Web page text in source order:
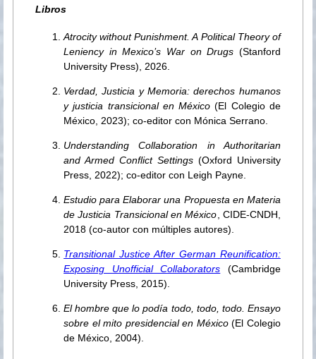
Libros
Atrocity without Punishment. A Political Theory of
Leniency in Mexico’s War on Drugs (Stanford
University Press), 2026.
Verdad, Justicia y Memoria: derechos humanos
y justicia transicional en México (El Colegio de
México, 2023); co-editor con Mónica Serrano.
Understanding Collaboration in Authoritarian
and Armed Conflict Settings(Oxford University
Press, 2022); co-editor con Leigh Payne.
Estudio para Elaborar una Propuesta en Materia
de Justicia Transicional en México, CIDE-CNDH,
2018 (co-autor con múltiples autores).
Transitional Justice After German Reunification:
Exposing Unofficial Collaborators (Cambridge
University Press, 2015).
El hombre que lo podía todo, todo, todo. Ensayo
sobre el mito presidencial en México(El Colegio
de México, 2004).